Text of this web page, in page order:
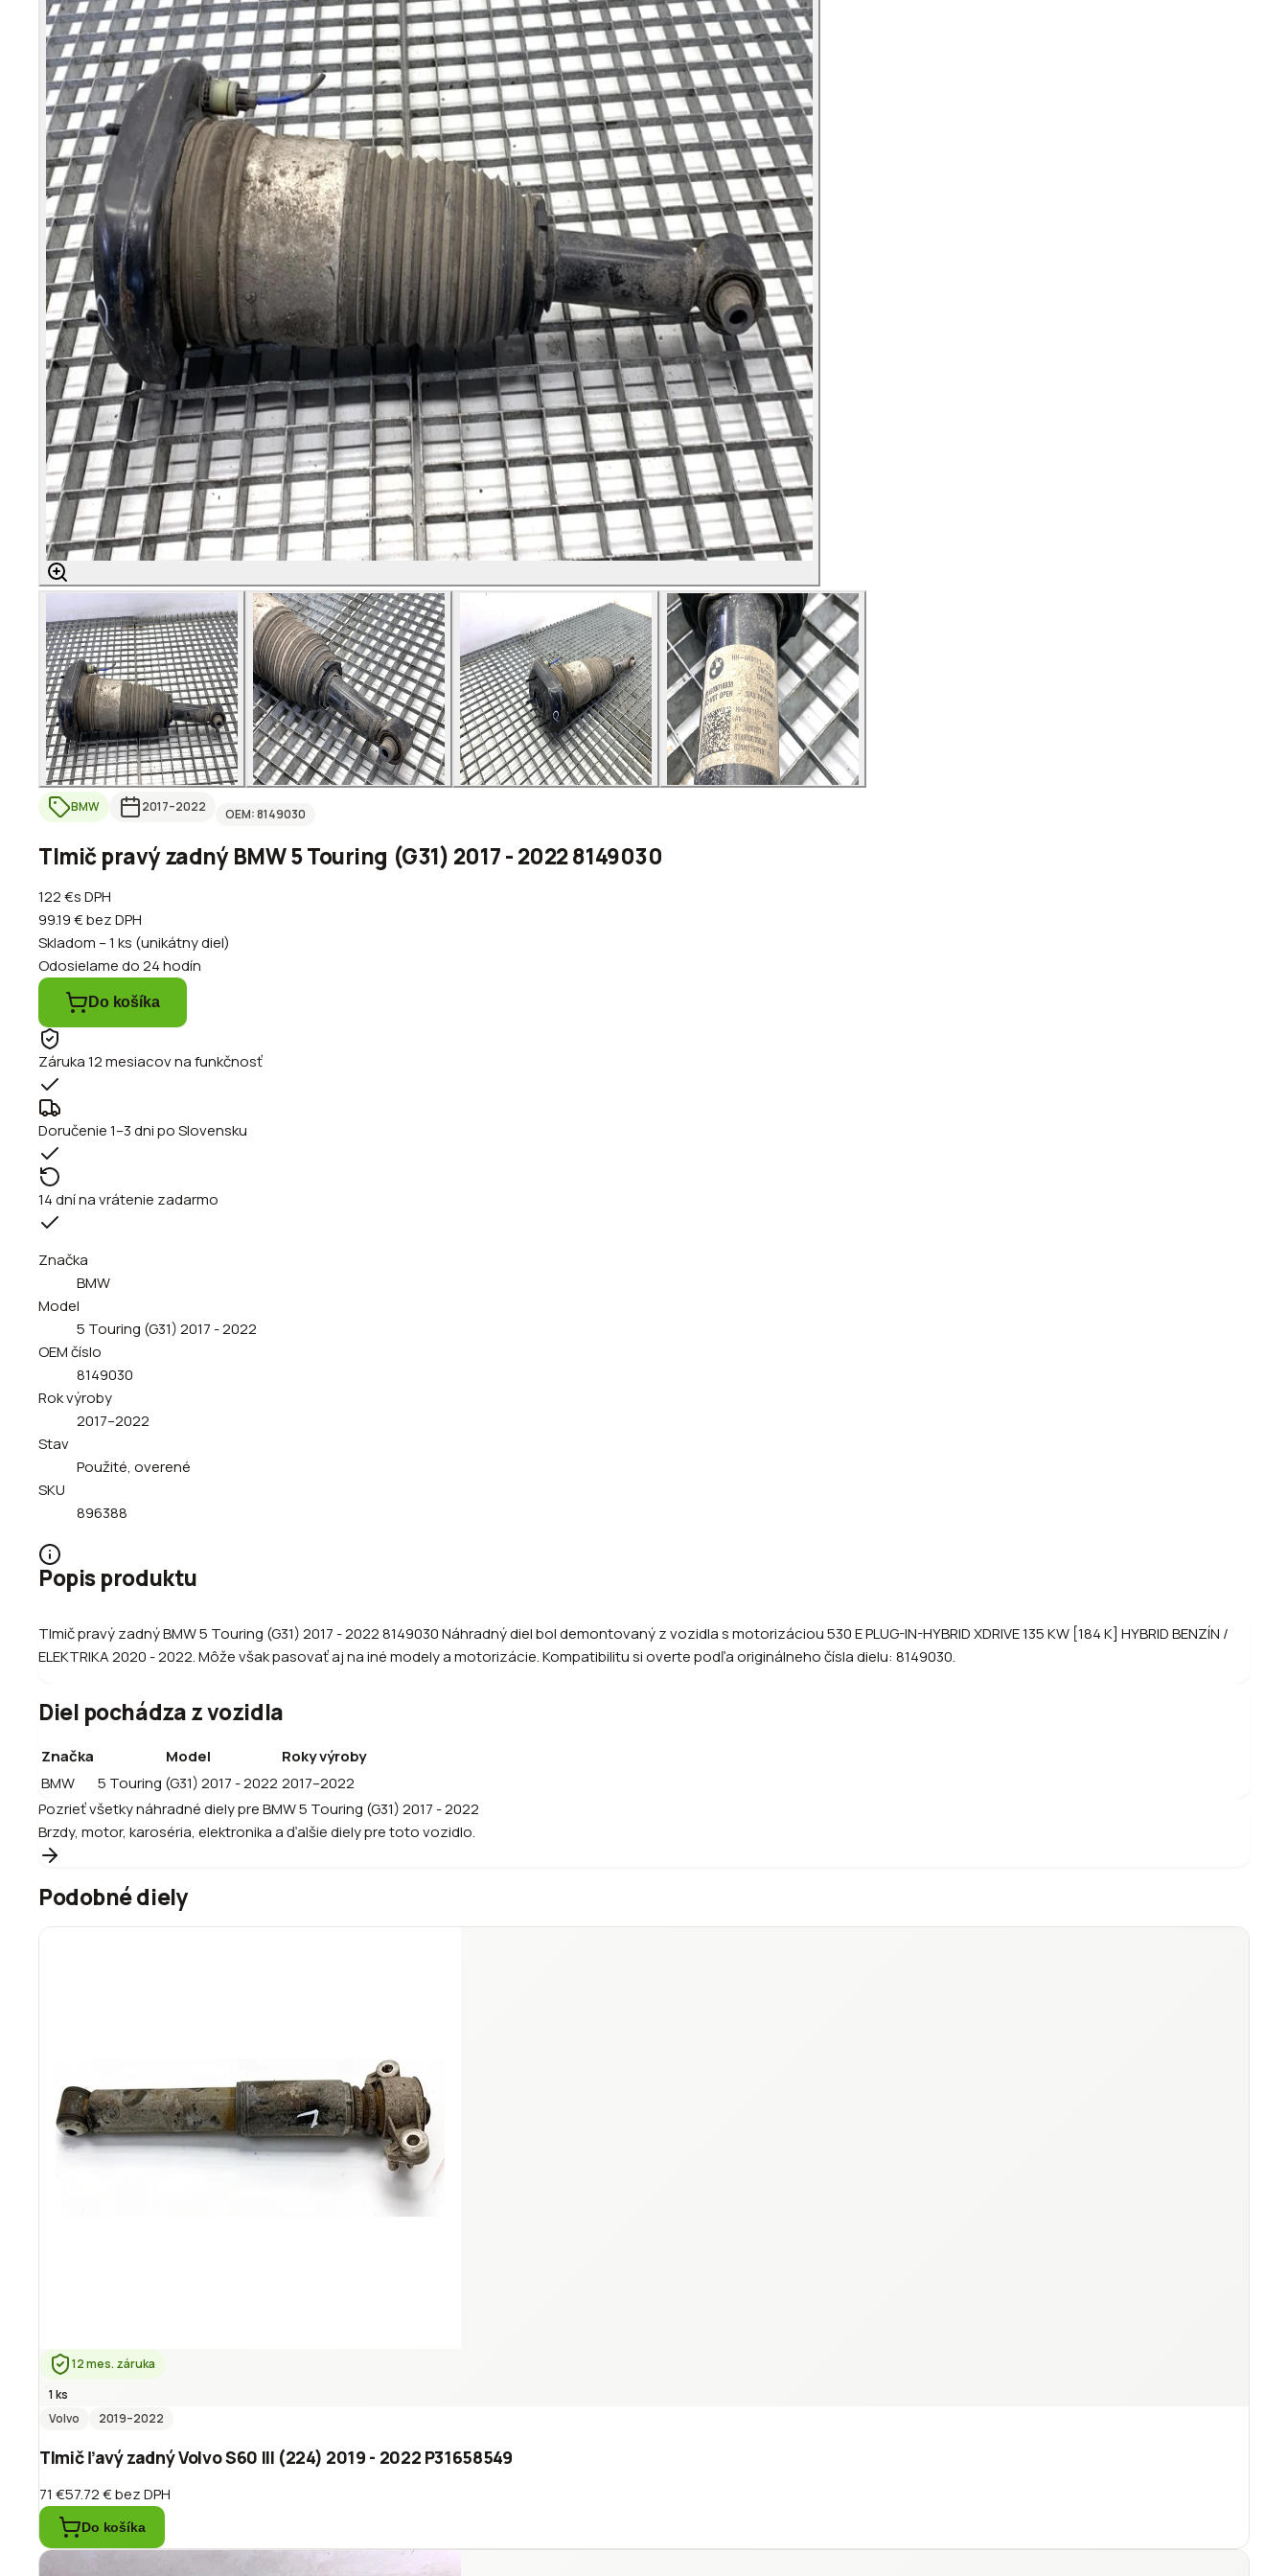
BMW 2017–2022 OEM:8149030
Tlmič pravý zadný BMW 5 Touring (G31) 2017 - 2022 8149030
122 €s DPH
99.19 €bez DPH
Skladom – 1 ks (unikátny diel)
Odosielame do 24 hodín
Do košíka
Záruka 12 mesiacov na funkčnosť
Doručenie 1–3 dni po Slovensku
14 dní na vrátenie zadarmo
Značka
BMW
Model
5 Touring (G31) 2017 - 2022
OEM číslo
8149030
Rok výroby
2017–2022
Stav
Použité, overené
SKU
896388
Popis produktu
Tlmič pravý zadný BMW 5 Touring (G31) 2017 - 2022 8149030 Náhradný diel bol demontovaný z vozidla s motorizáciou 530 E PLUG-IN-HYBRID XDRIVE 135 KW [184 K] HYBRID BENZÍN /
ELEKTRIKA 2020 - 2022. Môže však pasovať aj na iné modely a motorizácie. Kompatibilitu si overte podľa originálneho čísla dielu: 8149030.
Diel pochádza z vozidla
Značka Model
Roky výroby
BMW
5 Touring (G31) 2017 - 2022 2017–2022
Pozrieť všetky náhradné diely preBMW5 Touring (G31) 2017 - 2022
Brzdy, motor, karoséria, elektronika a ďalšie diely pre toto vozidlo.
Podobné diely
12 mes. záruka
1 ks
Volvo
2019–2022
Tlmič ľavý zadný Volvo S60 III (224) 2019 - 2022 P31658549
71 €57.72 €bez DPH
Do košíka